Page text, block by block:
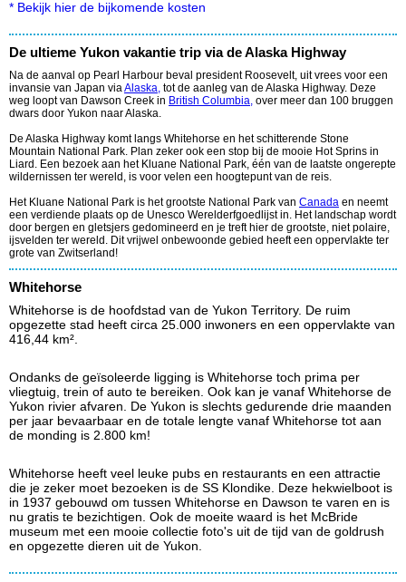
* Bekijk hier de bijkomende kosten
De ultieme Yukon vakantie trip via de Alaska Highway
Na de aanval op Pearl Harbour beval president Roosevelt, uit vrees voor een
invansie van Japan viaAlaska, tot de aanleg van de Alaska Highway. Deze
weg loopt van Dawson Creek in British Columbia, over meer dan 100 bruggen
dwars door Yukon naar Alaska.
De Alaska Highway komt langs Whitehorse en het schitterende Stone
Mountain National Park. Plan zeker ook een stop bij de mooie Hot Sprins in
Liard. Een bezoek aan het Kluane National Park, één van de laatste ongerepte
wildernissen ter wereld, is voor velen een hoogtepunt van de reis.
Het Kluane National Park is het grootste National Park van Canada en neemt
een verdiende plaats op de Unesco Werelderfgoedlijst in. Het landschap wordt
door bergen en gletsjers gedomineerd en je treft hier de grootste, niet polaire,
ijsvelden ter wereld. Dit vrijwel onbewoonde gebied heeft een oppervlakte ter
grote van Zwitserland!
Whitehorse
Whitehorse is de hoofdstad van de Yukon Territory. De ruim
opgezette stad heeft circa 25.000 inwoners en een oppervlakte van
416,44 km².
Ondanks de geïsoleerde ligging is Whitehorse toch prima per
vliegtuig, trein of auto te bereiken. Ook kan je vanaf Whitehorse de
Yukon rivier afvaren. De Yukon is slechts gedurende drie maanden
per jaar bevaarbaar en de totale lengte vanaf Whitehorse tot aan
de monding is 2.800 km!
Whitehorse heeft veel leuke pubs en restaurants en een attractie
die je zeker moet bezoeken is de SS Klondike. Deze hekwielboot is
in 1937 gebouwd om tussen Whitehorse en Dawson te varen en is
nu gratis te bezichtigen. Ook de moeite waard is het McBride
museum met een mooie collectie foto's uit de tijd van de goldrush
en opgezette dieren uit de Yukon.